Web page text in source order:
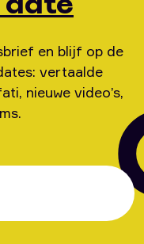
en blijf op de
vertaalde
nieuwe video’s,